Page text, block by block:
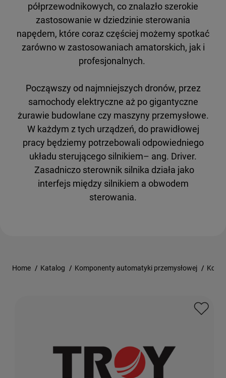
półprzewodnikowych, co znalazło szerokie
zastosowanie w dziedzinie sterowania
napędem, które coraz częściej możemy spotkać
zarówno w zastosowaniach amatorskich, jak i
profesjonalnych.
Począwszy od najmniejszych dronów, przez
samochody elektryczne aż po gigantyczne
żurawie budowlane czy maszyny przemysłowe.
W każdym z tych urządzeń, do prawidłowej
pracy będziemy potrzebowali odpowiedniego
układu sterującego silnikiem– ang. Driver.
Zasadniczo sterownik silnika działa jako
interfejs między silnikiem a obwodem
sterowania.
Home / Katalog / Komponenty automatyki przemysłowej /